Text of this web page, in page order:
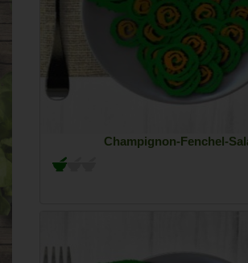
Champignon-Fenchel-